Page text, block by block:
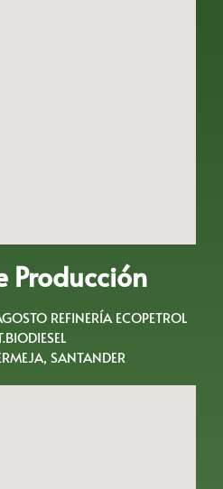
Producción
REFINERÍA ECOPETROL
SANTANDER